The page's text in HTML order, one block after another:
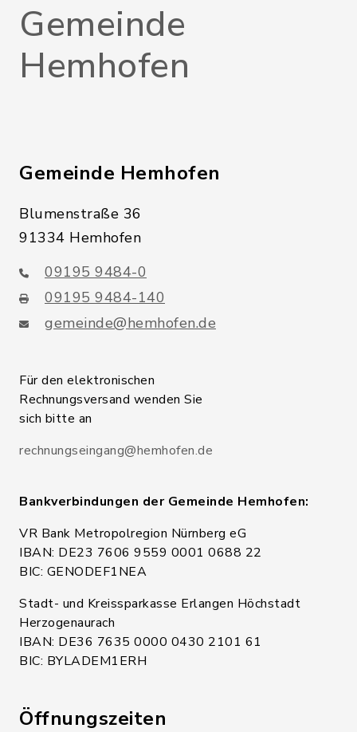
Gemeinde
Hemhofen
Gemeinde Hemhofen
Blumenstraße 36
91334 Hemhofen
09195 9484-0
09195 9484-140
gemeinde@hemhofen.de
Für den elektronischen
Rechnungsversand wenden Sie
sich bitte an
rechnungseingang@hemhofen.de
Bankverbindungen der Gemeinde Hemhofen:
VR Bank Metropolregion Nürnberg eG
IBAN: DE23 7606 9559 0001 0688 22
BIC: GENODEF1NEA
Stadt- und Kreissparkasse Erlangen Höchstadt
Herzogenaurach
IBAN: DE36 7635 0000 0430 2101 61
BIC: BYLADEM1ERH
Öffnungszeiten